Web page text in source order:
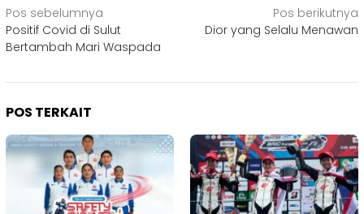
Navigasi
pos
Pos sebelumnya
Positif Covid di Sulut
Bertambah Mari Waspada
Pos berikutnya
Dior yang Selalu Menawan
POS TERKAIT